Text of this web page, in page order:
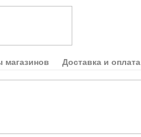
магазинов Доставка и оплата